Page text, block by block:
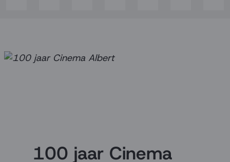
100 jaar Cinema